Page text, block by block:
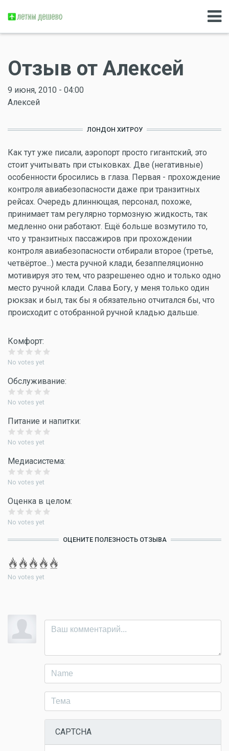
Отзыв от Алексей
9 июня, 2010 - 04:00
Алексей
ЛОНДОН ХИТРОУ
Как тут уже писали, аэропорт просто гигантский, это
стоит учитывать при стыковках. Две (негативные)
особенности бросились в глаза. Первая - прохождение
контроля авиабезопасности даже при транзитных
рейсах. Очередь длиннющая, персонал, похоже,
принимает там регулярно тормозную жидкость, так
медленно они работают. Ещё больше возмутило то,
что у транзитных пассажиров при прохождении
контроля авиабезопасности отбирали второе (третье,
четвёртое...) места ручной клади, безаппеляционно
мотивируя это тем, что разрешенео одно и только одно
место ручной клади. Слава Богу, у меня только один
рюкзак и был, так бы я обязательно отчитался бы, что
происходит с отобранной ручной кладью дальше.
Комфорт:
No votes yet
Обслуживание:
No votes yet
Питание и напитки:
No votes yet
Медиасистема:
No votes yet
Оценка в целом:
No votes yet
ОЦЕНИТЕ ПОЛЕЗНОСТЬ ОТЗЫВА
No votes yet
CAPTCHA